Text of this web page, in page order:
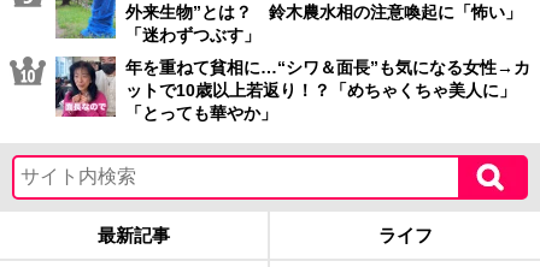
外来生物”とは？ 鈴木農水相の注意喚起に「怖い」
「迷わずつぶす」
年を重ねて貧相に…“シワ＆面長”も気になる女性→カ
ットで10歳以上若返り！？「めちゃくちゃ美人に」
「とっても華やか」
最新記事 ライフ